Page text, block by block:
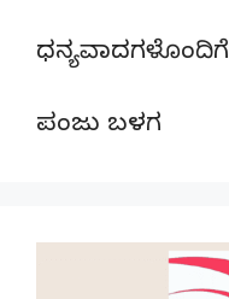
ಧನ್ಯವಾದಗಳೊಂದಿಗೆ
ಪಂಜು ಬಳಗ